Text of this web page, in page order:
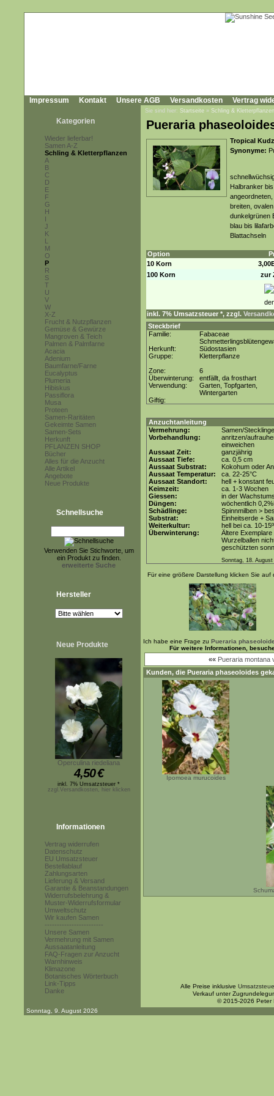
Impressum Kontakt Unsere AGB Versandkosten Vertrag
Kategorien
Wieder lieferbar!
Samen A-Z
Schling & Kletterpflanzen
A
B
C
D
E
F
G
H
I
J
K
L
M
O
P
R
S
T
U
V
W
X-Z
Frucht & Nutzpflanzen
Gemüse & Gewürze
Mangroven & Teich
Palmen & Palmfarne
Acacia
Adenium
Baumfarne/Farne
Eucalyptus
Plumeria
Hibiskus
Passiflora
Musa
Proteen
Samen-Raritäten
Gekeimte Samen
Samen-Sets
Herkunft
PFLANZEN SHOP
Bücher
Alles für die Anzucht
Alle Artikel
Angebote
Neue Produkte
Schnellsuche
Verwenden Sie Stichworte, um
ein Produkt zu finden.
erweiterte Suche
Hersteller
Neue Produkte
Operculina riedeliana
4,50€
inkl. 7% Umsatzsteuer *
zzgl.Versandkosten, hier klicken
Informationen
Vertrag widerrufen
Datenschutz
EU Umsatzsteuer
Bestellablauf
Zahlungsarten
Lieferung & Versand
Garantie & Beanstandungen
Widerrufsbelehrung &
Muster-Widerrufsformular
Umweltschutz
Wir kaufen Samen
------------------------
Unsere Samen
Vermehrung mit Samen
Aussaatanleitung
FAQ-Fragen zur Anzucht
Warnhinweis
Klimazone
Botanisches Wörterbuch
Link-Tipps
Danke
Sie sind hier: Startseite » Schling & Kletterpflanzen
Pueraria
Tropical
Synonyme:
Halbranker
breiten,
dunkelgrünen
blau bis
Blattachseln
Option
10 Korn
100 Korn
zur
inkl. 7% Umsatzsteuer *, zzgl.
Steckbrief
Familie:
Fabaceae
Herkunft:
Südostasien
Gruppe:
Kletterpflanze
Zone:
6
Überwinterung:
entfällt, da frosthart
Verwendung:
Garten, Topfgarten,
Wintergarten
Giftig:
Anzuchtanleitung
Vermehrung:
Samen/Stecklinge
Vorbehandlung:
anritzen/
einweichen
Aussaat Zeit:
ganzjährig
Aussaat Tiefe:
ca. 0,5 cm
Aussaat Substrat:
Kokohum oder
Aussaat Temperatur:
ca. 22-25°C
Aussaat Standort:
hell + konstant
Keimzeit:
ca. 1-3 Wochen
Giessen:
in der
Düngen:
wöchentlich
Schädlinge:
Spinnmilben >
Substrat:
Einheitserde +
Weiterkultur:
hell bei ca. 10-
Überwinterung:
Ältere
Wurzelballen
geschützten
Sonntag, 18. August
Für eine größere Darstellung klicken Sie auf
Ich habe eine Frage zu Pueraria
Für weitere Informationen,
«« Pueraria montana
Kunden, die Pueraria phaseoloides
Ipomoea murucoides
Alle Preise inklusive
Verkauf unter
© 2015-2026 Peter
Sonntag, 9. August 2026